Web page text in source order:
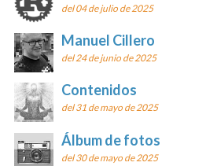
del 04 de julio de 2025
Manuel Cillero
del 24 de junio de 2025
Contenidos
del 31 de mayo de 2025
Álbum de fotos
del 30 de mayo de 2025